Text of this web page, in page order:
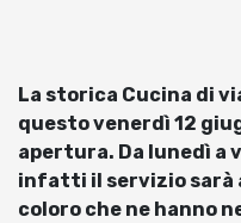
La storica Cucina di
questo venerdì 12
apertura. Da lunedì a
infatti il servizio sarà
coloro che ne hanno